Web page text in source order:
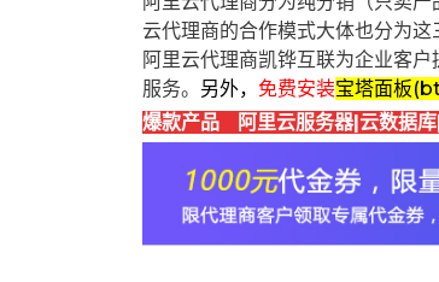
云代理商的合作模式大体也分为这
阿里云代理商凯铧互联为企业客户
服务。 另外， 免费安装宝塔面板
爆款产品 阿里云服务器|云数据